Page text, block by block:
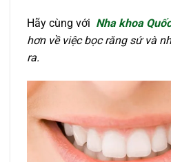
Hãy cùng với Nha khoa
hơn về việc bọc răng sứ và
ra.